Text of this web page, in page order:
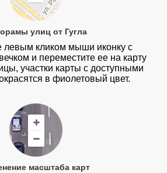
улиц от Гугла
левым кликом мыши иконку с
и переместите ее на карту
участки карты с доступными
в фиолетовый цвет.
масштаба карт